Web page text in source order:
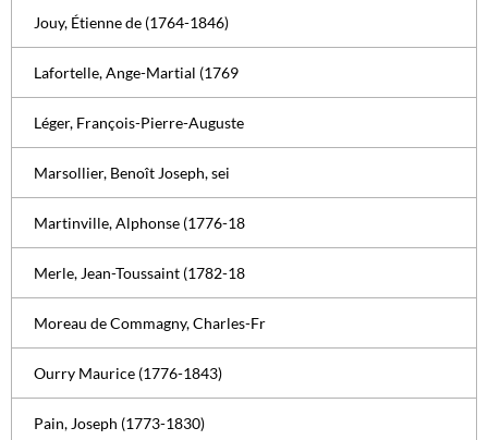
Jouy, Étienne de (1764-1846)
Lafortelle, Ange-Martial (1769
Léger, François-Pierre-Auguste
Marsollier, Benoît Joseph, sei
Martinville, Alphonse (1776-18
Merle, Jean-Toussaint (1782-18
Moreau de Commagny, Charles-Fr
Ourry Maurice (1776-1843)
Pain, Joseph (1773-1830)